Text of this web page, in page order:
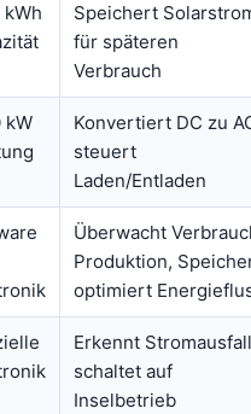
kWh
Speichert
für späteren
Verbrauch
kW
Konvertiert DC zu
steuert
Laden/Entladen
Überwacht
Produktion,
optimiert
Erkennt
schaltet auf
Inselbetrieb